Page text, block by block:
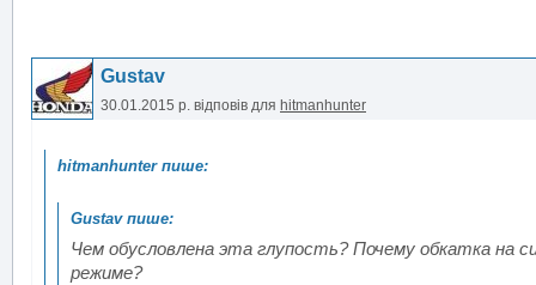
Gustav
30.01.2015 р. відповів для hitmanhunter
Чем обусловлена эта глупость? Почему обкатка
режиме?